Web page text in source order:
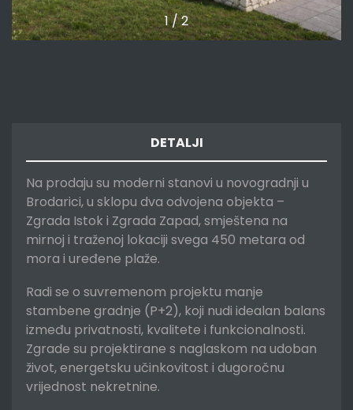
1/2
DETALJI
Na prodaju su moderni stanovi u novogradnji u
Brodarici, u sklopu dva odvojena objekta –
Zgrada Istok i Zgrada Zapad, smještena na
mirnoj i traženoj lokaciji svega 450 metara od
mora i uređene plaže.
Radi se o suvremenom projektu manje
stambene gradnje (P+2), koji nudi idealan balans
između privatnosti, kvalitete i funkcionalnosti.
Zgrade su projektirane s naglaskom na udoban
život, energetsku učinkovitost i dugoročnu
vrijednost nekretnine.